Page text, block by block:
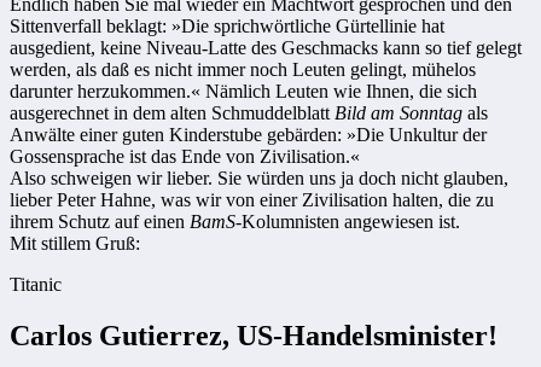
Endlich haben Sie mal wieder ein Machtwort gesprochen und den
Sittenverfall beklagt: »Die sprichwörtliche Gürtellinie hat
ausgedient, keine Niveau-Latte des Geschmacks kann so tief gelegt
werden, als daß es nicht immer noch Leuten gelingt, mühelos
darunter herzukommen.« Nämlich Leuten wie Ihnen, die sich
ausgerechnet in dem alten Schmuddelblatt Bild am Sonntag als
Anwälte einer guten Kinderstube gebärden: »Die Unkultur der
Gossensprache ist das Ende von Zivilisation.«
Also schweigen wir lieber. Sie würden uns ja doch nicht glauben,
lieber Peter Hahne, was wir von einer Zivilisation halten, die zu
ihrem Schutz auf einen BamS-Kolumnisten angewiesen ist.
Mit stillem Gruß:
Titanic
Carlos Gutierrez, US-Handelsminister!